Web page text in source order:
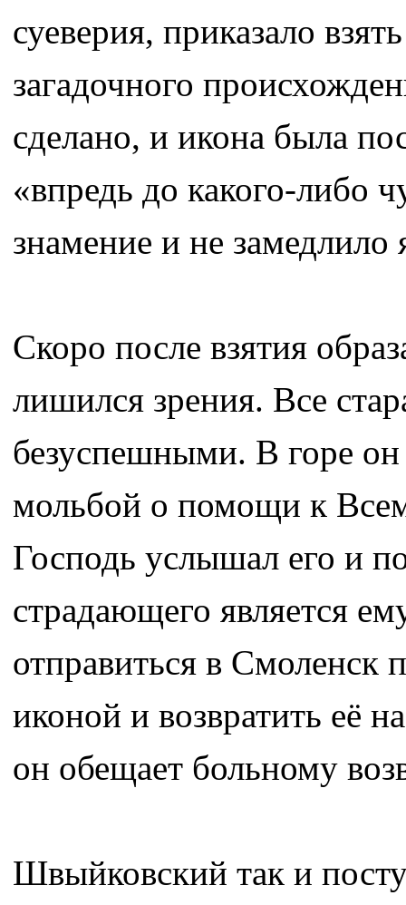
суеверия, приказало
загадочного
сделано, и икона была
«впредь до какого-либо
знамение и не замедлило
Скоро после взятия
лишился зрения. Все
безуспешными. В горе он
мольбой о помощи к
Господь услышал его и
страдающего является
отправиться в Смоленск
иконой и возвратить её
он обещает больному
Швыйковский так и